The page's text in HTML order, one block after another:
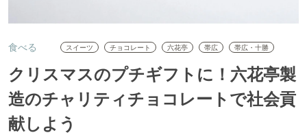
食べる スイーツ チョコレート 六花亭 帯広 帯広・十勝
クリスマスのプチギフトに！六花亭製
造のチャリティチョコレートで社会貢
献しよう